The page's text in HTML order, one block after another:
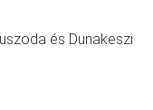
és Dunakeszi